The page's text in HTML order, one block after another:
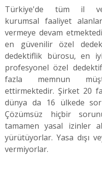
Türkiye'de tüm il
kurumsal faaliyet
vermeye devam
en güvenilir özel
dedektiflik bürosu, en
profesyonel özel
fazla memnun
ettirmektedir. Şirket 20
dünya da 16 ülkede
Çözümsüz hiçbir
tamamen yasal izinler
yürütüyorlar. Yasa dışı
vermiyorlar.